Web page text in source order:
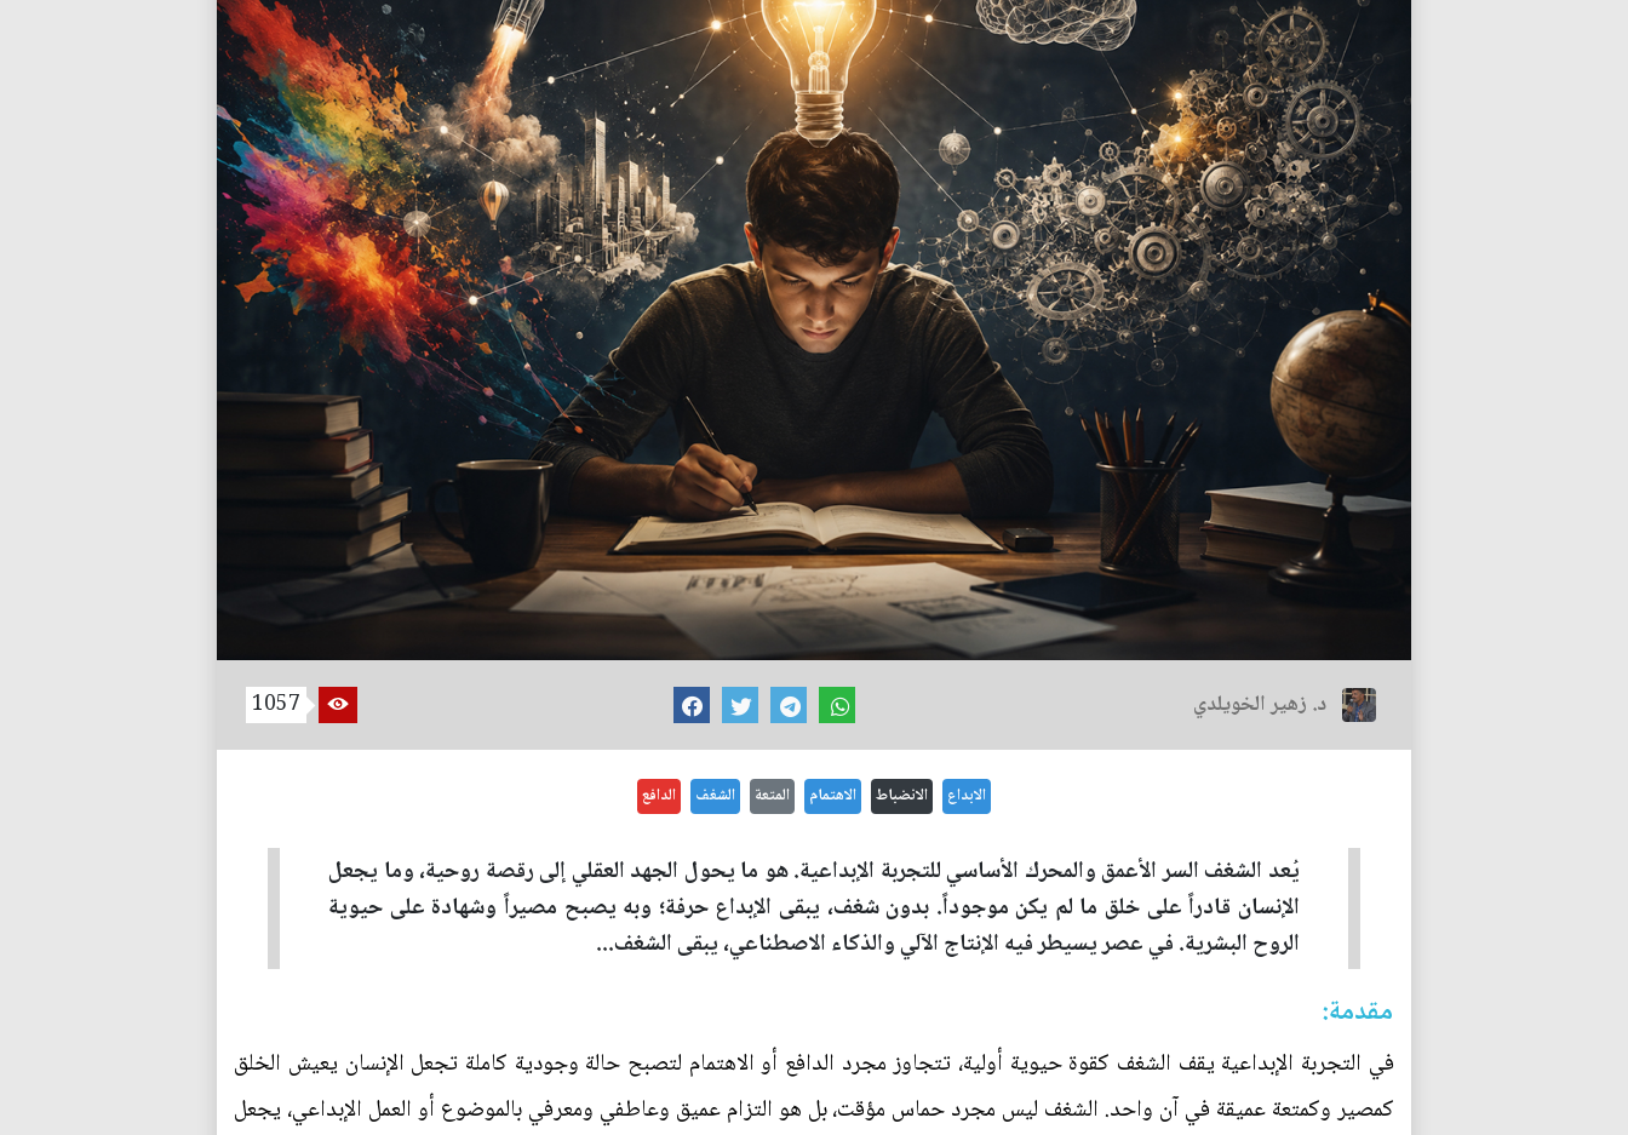
د. زهير الخويلدي 1057
الابداع الانضباط الاهتمام المتعة الشغف الدافع
يُعد الشغف السر الأعمق والمحرك الأساسي للتجربة الإبداعية. هو ما يحول الجهد العقلي إلى رقصة روحية، وما يجعل
الإنسان قادراً على خلق ما لم يكن موجوداً. بدون شغف، يبقى الإبداع حرفة؛ وبه يصبح مصيراً وشهادة على حيوية
الروح البشرية. في عصر يسيطر فيه الإنتاج الآلي والذكاء الاصطناعي، يبقى الشغف...
مقدمة:
في التجربة الإبداعية يقف الشغف كقوة حيوية أولية، تتجاوز مجرد الدافع أو الاهتمام لتصبح حالة وجودية كاملة تجعل الإنسان يعيش الخلق
كمصير وكمتعة عميقة في آن واحد. الشغف ليس مجرد حماس مؤقت، بل هو التزام عميق وعاطفي ومعرفي بالموضوع أو العمل الإبداعي، يجعل